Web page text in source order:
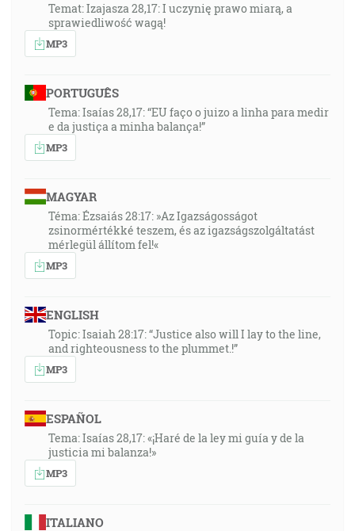
Temat: Izajasza 28,17: I uczynię prawo miarą, a
sprawiedliwość wagą!
MP3
PORTUGUÊS
Tema: Isaías 28,17: “EU faço o juizo a linha para medir
e da justiça a minha balança!”
MP3
MAGYAR
Téma: Ézsaiás 28:17: »Az Igazságosságot
zsinormértékké teszem, és az igazságszolgáltatást
mérlegül állítom fel!«
MP3
ENGLISH
Topic: Isaiah 28:17: “Justice also will I lay to the line,
and righteousness to the plummet.!”
MP3
ESPAÑOL
Tema: Isaías 28,17: «¡Haré de la ley mi guía y de la
justicia mi balanza!»
MP3
ITALIANO